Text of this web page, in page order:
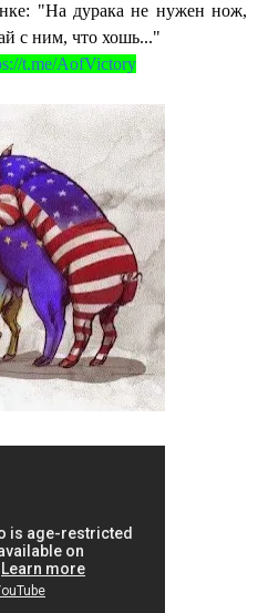
"На дурака не нужен нож,
с ним, что хошь..."
t.me/AofVictory